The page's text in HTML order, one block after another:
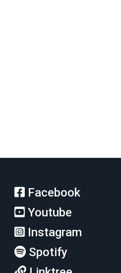
Facebook
Youtube
Instagram
Spotify